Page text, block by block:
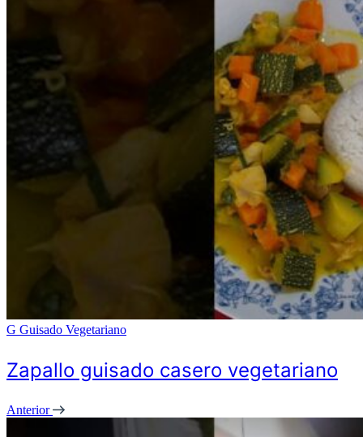
G Guisado Vegetariano
Zapallo guisado casero vegetariano
Anterior